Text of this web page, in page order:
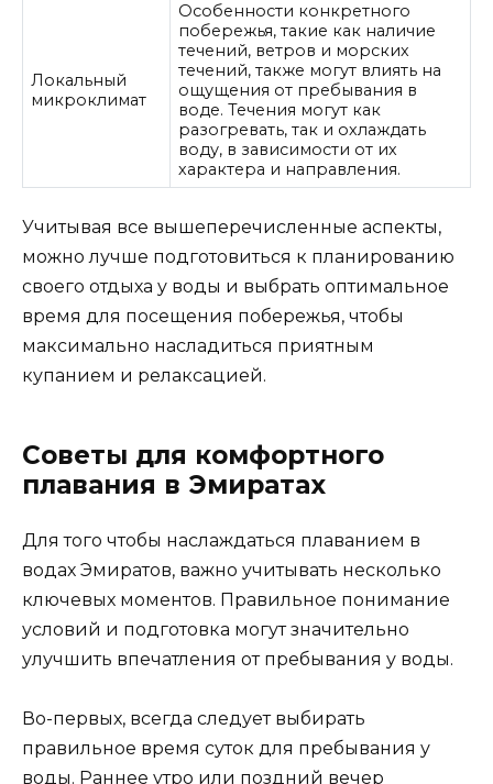
Локальный
микроклимат
Особенности конкретного
побережья, такие как наличие
течений, ветров и морских
течений, также могут влиять на
ощущения от пребывания в
воде. Течения могут как
разогревать, так и охлаждать
воду, в зависимости от их
характера и направления.
Учитывая все вышеперечисленные аспекты,
можно лучше подготовиться к планированию
своего отдыха у воды и выбрать оптимальное
время для посещения побережья, чтобы
максимально насладиться приятным
купанием и релаксацией.
Советы для комфортного
плавания в Эмиратах
Для того чтобы наслаждаться плаванием в
водах Эмиратов, важно учитывать несколько
ключевых моментов. Правильное понимание
условий и подготовка могут значительно
улучшить впечатления от пребывания у воды.
Во-первых, всегда следует выбирать
правильное время суток для пребывания у
воды. Раннее утро или поздний вечер